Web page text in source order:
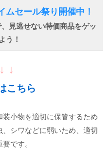
セール祭り開催中！
見逃せない特価商品をゲッ
う！
↓
こちら
小物を適切に保管するため
シワなどに弱いため、適切
です。